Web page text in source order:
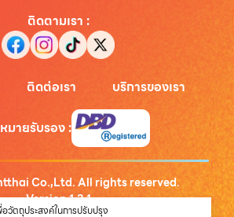
ติดตามเรา :
ติดต่อเรา บริการของเรา
มายรับรอง:
Co.,Ltd. All rights reserved.
Version1.3.1
อวัตถุประสงค์ในการปรับปรุง